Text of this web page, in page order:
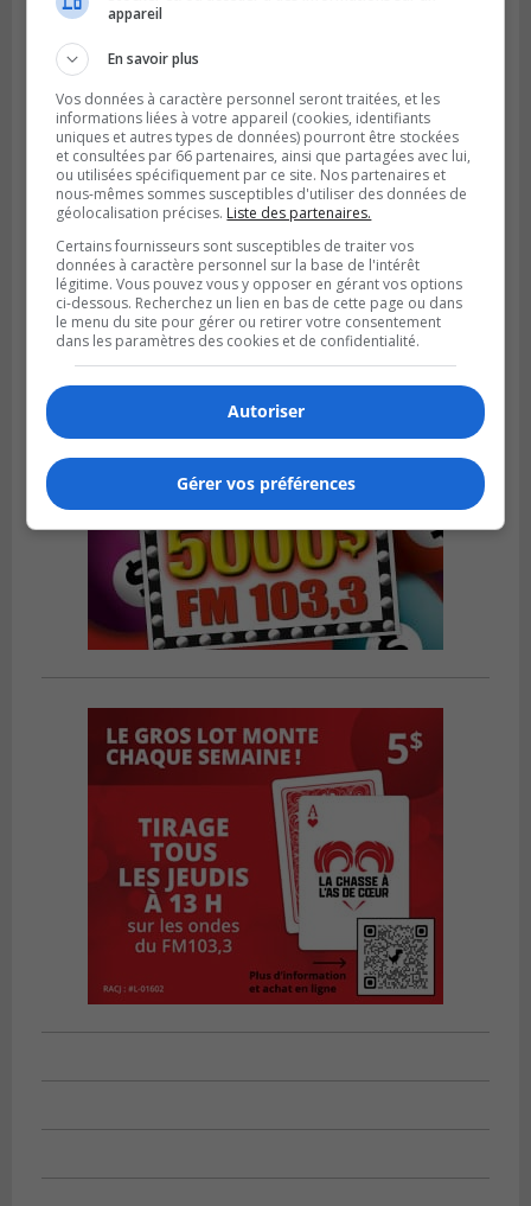
SAINT-HUBERT
Publié le 6 août 2026 à 09h39
Longueuil injecte 1,5 M$ pour moderniser
deux stations de pompage
appareil
En savoir plus
Vos données à caractère personnel seront traitées, et les
informations liées à votre appareil (cookies, identifiants
uniques et autres types de données) pourront être stockées
et consultées par 66 partenaires, ainsi que partagées avec lui,
ou utilisées spécifiquement par ce site. Nos partenaires et
nous-mêmes sommes susceptibles d'utiliser des données de
géolocalisation précises. Liste des partenaires.
Certains fournisseurs sont susceptibles de traiter vos
données à caractère personnel sur la base de l'intérêt
légitime. Vous pouvez vous y opposer en gérant vos options
ci-dessous. Recherchez un lien en bas de cette page ou dans
le menu du site pour gérer ou retirer votre consentement
dans les paramètres des cookies et de confidentialité.
Autoriser
Gérer vos préférences